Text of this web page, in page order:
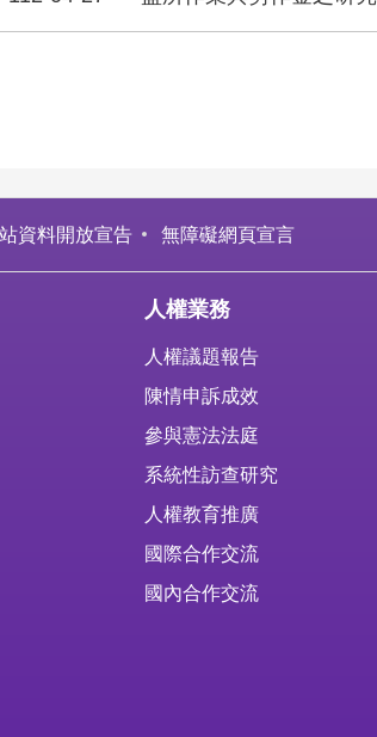
資料開放宣告 無障礙網頁宣言
人權業務
人權議題報告
陳情申訴成效
參與憲法法庭
系統性訪查研究
人權教育推廣
國際合作交流
國內合作交流